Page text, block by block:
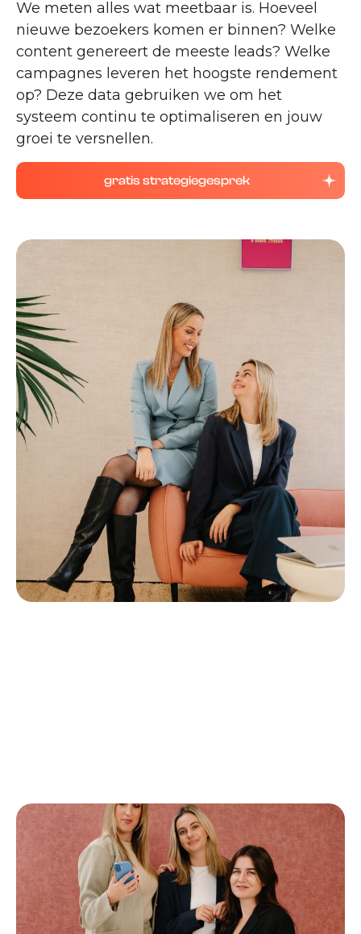
We meten alles wat meetbaar is. Hoeveel
nieuwe bezoekers komen er binnen? Welke
content genereert de meeste leads? Welke
campagnes leveren het hoogste rendement
op? Deze data gebruiken we om het
systeem continu te optimaliseren en jouw
groei te versnellen.
gratis strategiegesprek